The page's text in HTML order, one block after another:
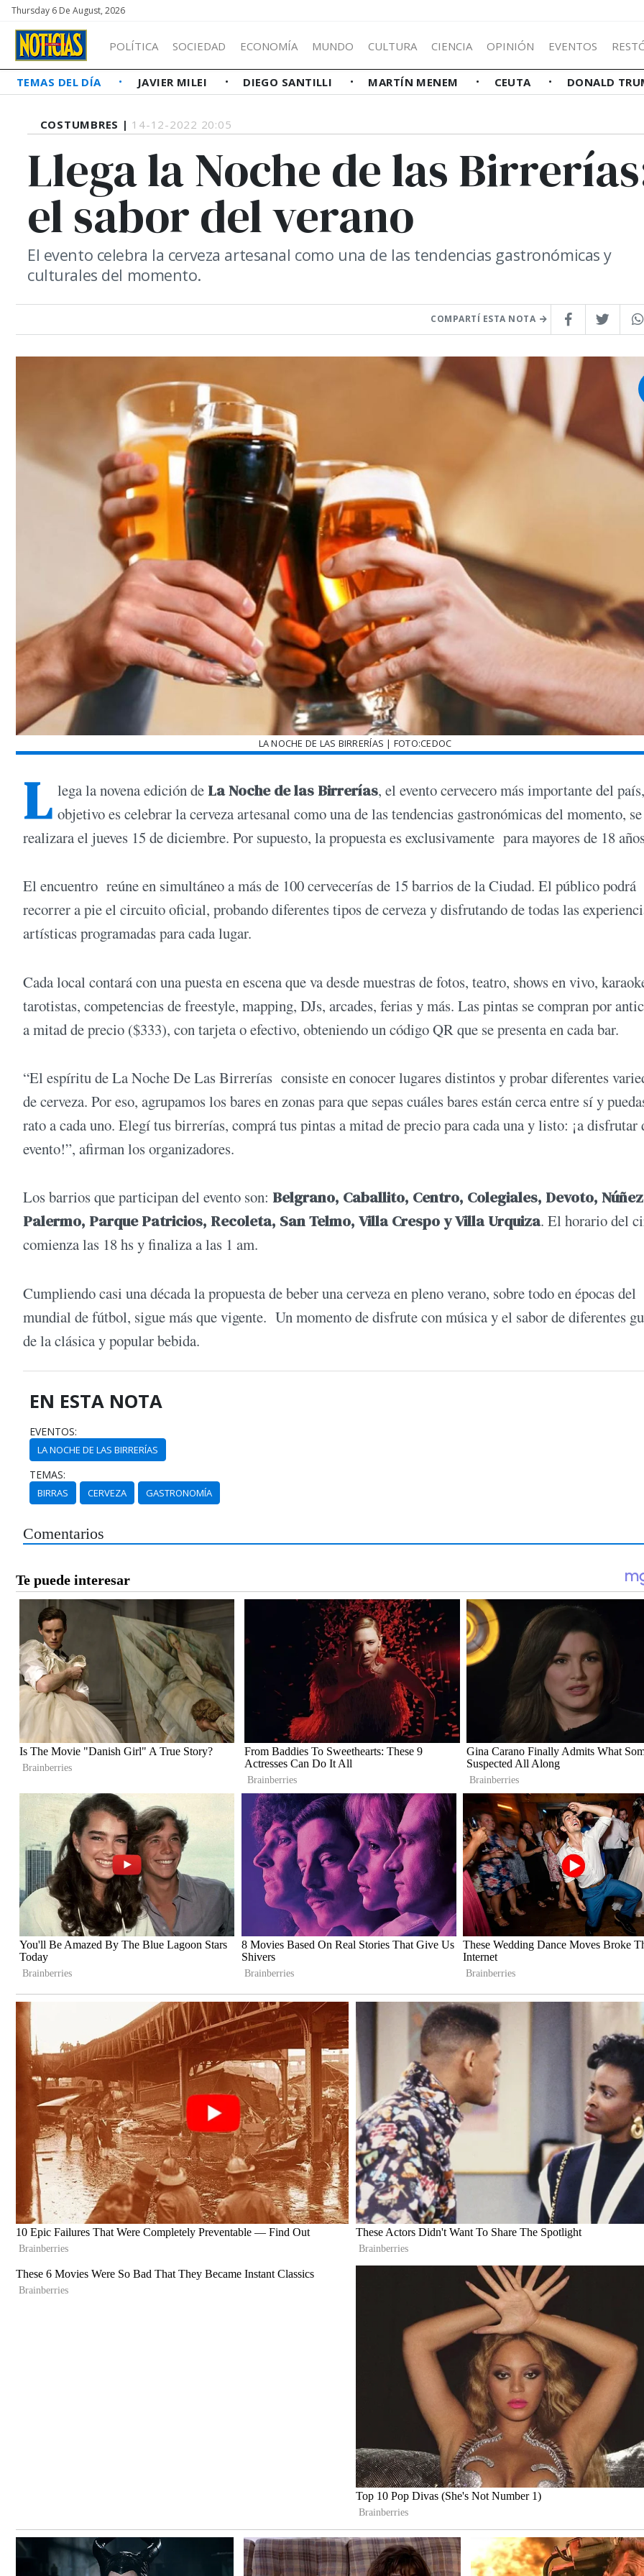
Thursday 6 De August, 2026
POLÍTICA SOCIEDAD ECONOMÍA MUNDO CULTURA CIENCIA OPINIÓN EVENTOS
TEMAS DEL DÍA JAVIER MILEI DIEGO SANTILLI MARTÍN MENEM CEUTA DONALD
COSTUMBRES | 14-12-2022 20:05
Llega la Noche de las
el sabor del verano
El evento celebra la cerveza artesanal como una de las tendencias gastronómicas y
culturales del momento.
COMPARTÍ ESTA NOTA
LA NOCHE DE LAS BIRRERÍAS | FOTO:CEDOC
L lega la novena edición de La Noche de las Birrerías, el evento cervecero más importante del
objetivo es celebrar la cerveza artesanal como una de las tendencias gastronómicas del momento, se
realizara el jueves 15 de diciembre. Por supuesto, la propuesta es exclusivamente para mayores de 18
El encuentro reúne en simultáneo a más de 100 cervecerías de 15 barrios de la Ciudad. El público podrá
recorrer a pie el circuito oficial, probando diferentes tipos de cerveza y disfrutando de todas las
artísticas programadas para cada lugar.
Cada local contará con una puesta en escena que va desde muestras de fotos, teatro, shows en vivo,
tarotistas, competencias de freestyle, mapping, DJs, arcades, ferias y más. Las pintas se compran por
a mitad de precio ($333), con tarjeta o efectivo, obteniendo un código QR que se presenta en cada bar.
“El espíritu de La Noche De Las Birrerías consiste en conocer lugares distintos y probar diferentes
de cerveza. Por eso, agrupamos los bares en zonas para que sepas cuáles bares están cerca entre sí y
rato a cada uno. Elegí tus birrerías, comprá tus pintas a mitad de precio para cada una y listo: ¡a disfrutar
evento!”, afirman los organizadores.
Los barrios que participan del evento son: Belgrano, Caballito, Centro, Colegiales, Devoto,
Palermo, Parque Patricios, Recoleta, San Telmo, Villa Crespo y Villa Urquiza. El horario del
comienza las 18 hs y finaliza a las 1 am.
Cumpliendo casi una década la propuesta de beber una cerveza en pleno verano, sobre todo en épocas del
mundial de fútbol, sigue más que vigente. Un momento de disfrute con música y el sabor de diferentes
de la clásica y popular bebida.
EN ESTA NOTA
EVENTOS:
LA NOCHE DE LAS BIRRERÍAS
TEMAS:
BIRRAS CERVEZA GASTRONOMÍA
Comentarios